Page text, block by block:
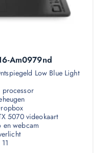
Am0979nd
Low Blue Light
processor
5070 videokaart
en webcam